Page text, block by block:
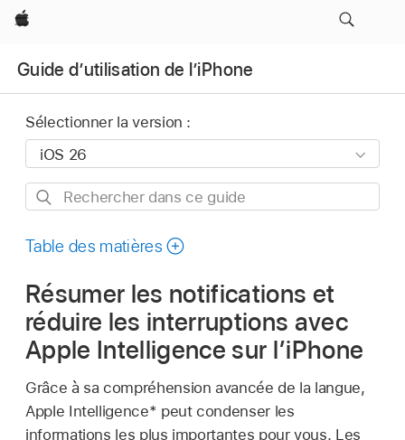
Apple
Guide d’utilisation de l’iPhone
Sélectionner la version :
Rechercher
ce
Table des matières
Résumer les notifications et
réduire les interruptions avec
Apple Intelligence sur l’iPhone
Grâce à sa compréhension avancée de la langue,
Apple Intelligence* peut condenser les
informations les plus importantes pour vous. Les